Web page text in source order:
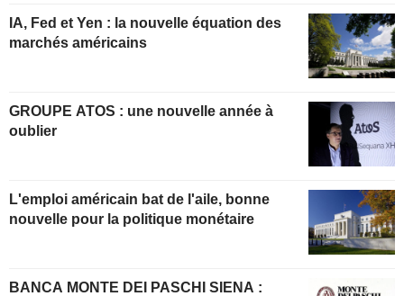
IA, Fed et Yen : la nouvelle équation des
marchés américains
GROUPE ATOS : une nouvelle année à
oublier
L'emploi américain bat de l'aile, bonne
nouvelle pour la politique monétaire
BANCA MONTE DEI PASCHI SIENA :